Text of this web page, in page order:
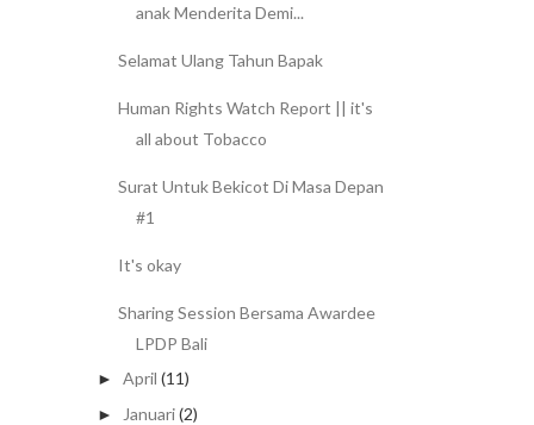
anak Menderita Demi...
Selamat Ulang Tahun Bapak
Human Rights Watch Report || it's
all about Tobacco
Surat Untuk Bekicot Di Masa Depan
#1
It's okay
Sharing Session Bersama Awardee
LPDP Bali
► April (11)
► Januari(2)